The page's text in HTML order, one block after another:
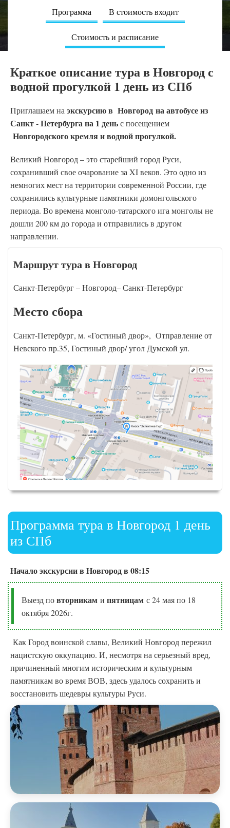
Программа В стоимость входит
Стоимость и расписание
Краткое описание тура в Новгород с
водной прогулкой 1 день из СПб
Приглашаем на экскурсию в Новгород на автобусе из
Санкт - Петербурга на 1 деньс посещением
Новгородского кремля и водной прогулкой.
Великий Новгород – это старейший город Руси,
сохранивший свое очарование за XI веков. Это одно из
немногих мест на территории современной России, где
сохранились культурные памятники домонгольского
периода. Во времена монголо-татарского ига монголы не
дошли 200 км до города и отправились в другом
направлении.
Маршрут тура в Новгород
Санкт-Петербург – Новгород– Санкт-Петербург
Место сбора
Санкт-Петербург, м. «Гостиный двор», Отправление от
Невского пр.35, Гостиный двор/ угол Думской ул.
Программа тура в Новгород 1 день
из СПб
Начало экскурсии в Новгород в 08:15
Выезд повторникам и пятницам с 24 мая по 18
октября 2026г.
Как Город воинской славы, Великий Новгород пережил
нацистскую оккупацию. И, несмотря на серьезный вред,
причиненный многим историческим и культурным
памятникам во время ВОВ, здесь удалось сохранить и
восстановить шедевры культуры Руси.